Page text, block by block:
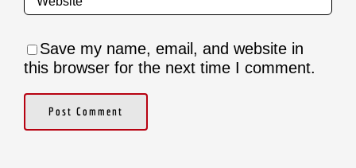
Save my name, email, and website in
this browser for the next time I comment.